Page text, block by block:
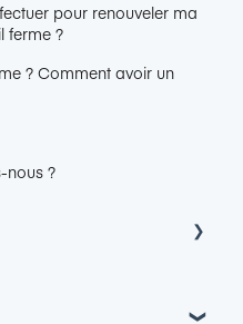
pour renouveler ma
ferme ?
? Comment avoir un
nous ?